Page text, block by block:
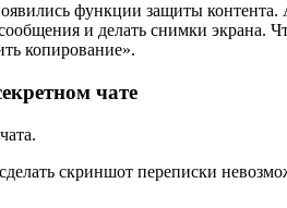
функции защиты контента.
и делать снимки экрана.
копирование».
чате
скриншот переписки